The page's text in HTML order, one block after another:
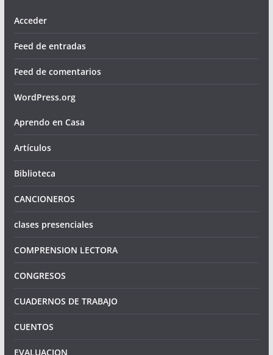
Acceder
Feed de entradas
Feed de comentarios
WordPress.org
Aprendo en Casa
Artículos
Biblioteca
CANCIONEROS
clases presenciales
COMPRENSION LECTORA
CONGRESOS
CUADERNOS DE TRABAJO
CUENTOS
EVALUACION